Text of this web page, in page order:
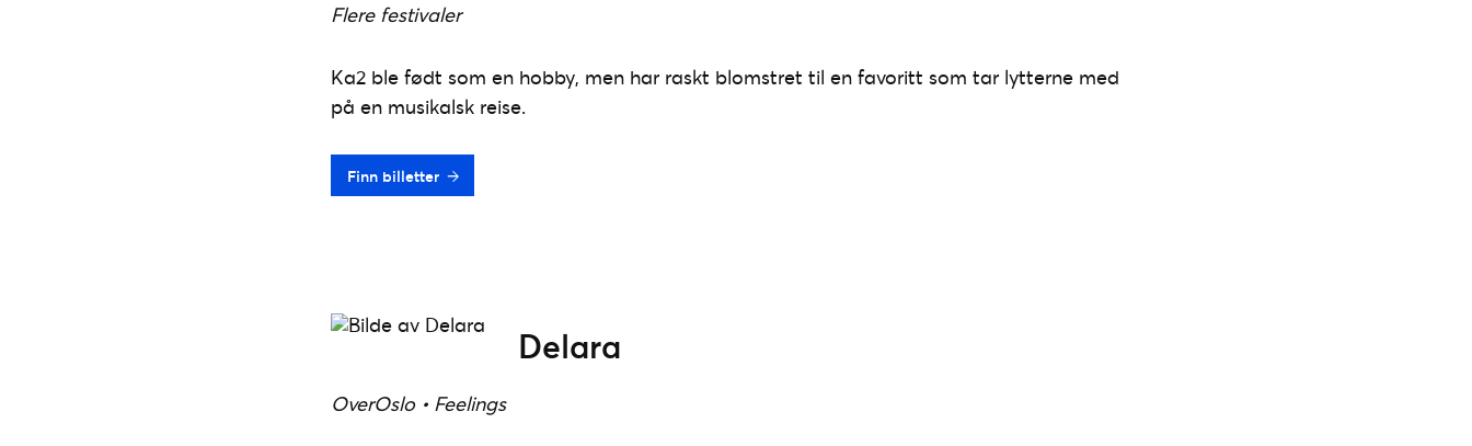
Flere festivaler
Ka2 ble født som en hobby, men har raskt blomstret til en favoritt som tar lytterne med
på en musikalsk reise.
Finn billetter
Delara
OverOslo • Feelings